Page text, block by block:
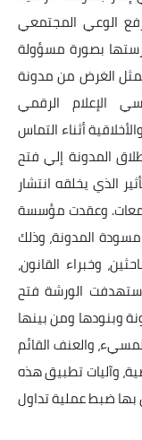
الوعي المجتمعي
بصورة مسؤولة
الغرض من مدونة
الإعلام الرقمي
أثناء التماس
المدونة إلي فتح
الذي يخلقه انتشار
وعقدت مؤسسة
المدونة، وذلك
وخبراء القانون،
الورشة فتح
وبنودها ومن بينها
والعنف القائم
وآليات تطبيق هذه
بها ضبط عملية تداول